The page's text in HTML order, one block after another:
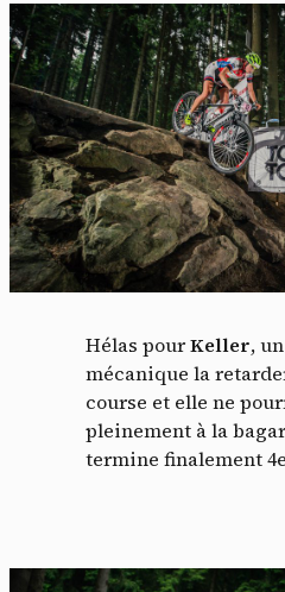
Hélas pourKeller,
mécanique la
course et elle ne
pleinement à la
termine finalement 4e